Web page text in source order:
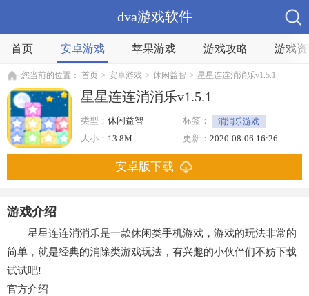
dva游戏软件
首页 安卓游戏 苹果游戏 游戏攻略 游戏
您当前的位置： 首页 > 安卓游戏 > 休闲益智 > 星星连连消消乐v1.5.1
星星连连消消乐v1.5.1
类型： 休闲益智 标签：
消消乐游戏
消除
大小： 13.8M 更新： 2020-08-06 16:26
安卓版下载
游戏介绍
星星连连消消乐是一款休闲类手机游戏，游戏的玩法非常的
简单，就是经典的消除类游戏玩法，有兴趣的小伙伴们不妨下载
试试吧!
官方介绍